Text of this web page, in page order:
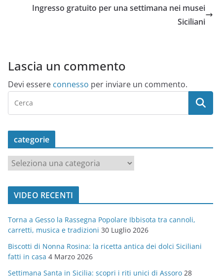
Ingresso gratuito per una settimana nei musei
Siciliani
Lascia un commento
Devi essere connesso per inviare un commento.
categorie
a
t
o
r
i
e
VIDEO RECENTI
Torna a Gesso la Rassegna Popolare Ibbisota tra cannoli,
carretti, musica e tradizioni 30 Luglio 2026
Biscotti di Nonna Rosina: la ricetta antica dei dolci Siciliani
fatti in casa 4 Marzo 2026
Settimana Santa in Sicilia: scopri i riti unici di Assoro 28